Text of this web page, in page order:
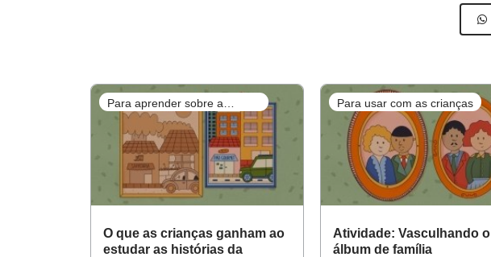
Para aprender sobre a
prática
O que as crianças ganham ao
estudar as histórias da
Para usar com as crianças
Atividade: Vasculhando o
álbum de família